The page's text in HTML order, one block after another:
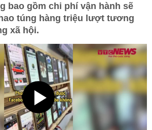
bao gồm chi phí vận hành sẽ
túng hàng triệu lượt tương
xã hội.